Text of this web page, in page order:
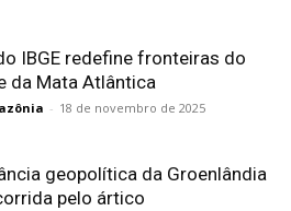
IBGE redefine fronteiras do
da Mata Atlântica
- 18 de novembro de 2025
geopolítica da Groenlândia
pelo ártico